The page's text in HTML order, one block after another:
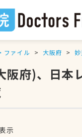
ファイル 大阪府
阪府)、日本
示